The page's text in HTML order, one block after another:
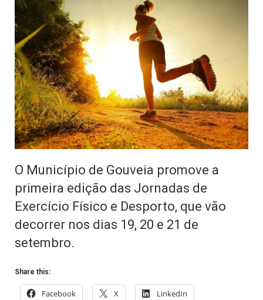
O Município de Gouveia promove a
primeira edição das Jornadas de
Exercício Físico e Desporto, que vão
decorrer nos dias 19, 20 e 21 de
setembro.
Share this:
Facebook X LinkedIn